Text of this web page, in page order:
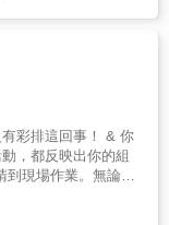
。 ‧寫不完？
題」。 以上這
決，因為它的特點
都能提出對應的
呢？ 1、小論
掌握小論
「正確理解」題目
料中「找出解決方
妙掌握出題者心目
排這回事！ & 你
，都反映出你的組
到現場作業。無論是
使人難忘的活動，